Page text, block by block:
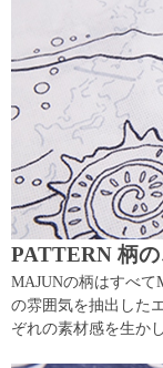
PATTERN 柄の
MAJUNの柄はすべて
の雰囲気を抽出した
ぞれの素材感を生か